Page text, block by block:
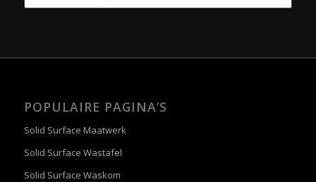
POPULAIRE PAGINA’S
Solid Surface Maatwerk
Solid Surface Wastafel
Solid Surface Waskom